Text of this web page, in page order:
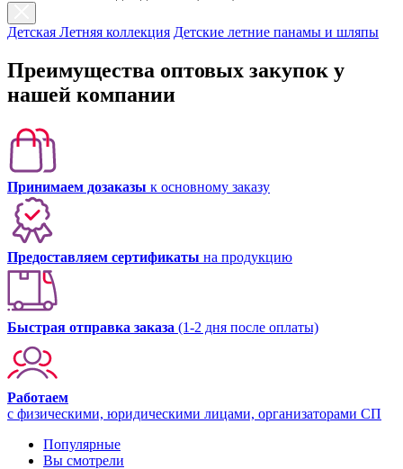
Детская Летняя коллекция Детские летние панамы и шляпы
Преимущества оптовых закупок у
нашей компании
Принимаем дозаказы к основному заказу
Предоставляем сертификаты на продукцию
Быстрая отправка заказа (1-2 дня после оплаты)
Работаем
с физическими, юридическими лицами, организаторами СП
Популярные
Вы смотрели